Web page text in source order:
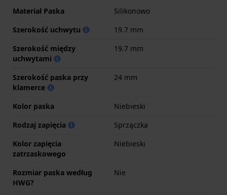
Materiał Paska
Silikonowo
Szerokość uchwytu
19.7 mm
Szerokość między
uchwytami
19.7 mm
Szerokość paska przy
klamerce
24 mm
Kolor paska
Niebieski
Rodzaj zapięcia
Sprzączka
Kolor zapięcia
zatrzaskowego
Niebieski
Rozmiar paska według
HWG?
Nie